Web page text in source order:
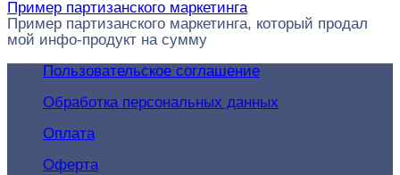
Пример партизанского маркетинга
Пример партизанского маркетинга, который продал
мой инфо-продукт на сумму
Пользовательское соглашение
Обработка персональных данных
Оплата
Оферта